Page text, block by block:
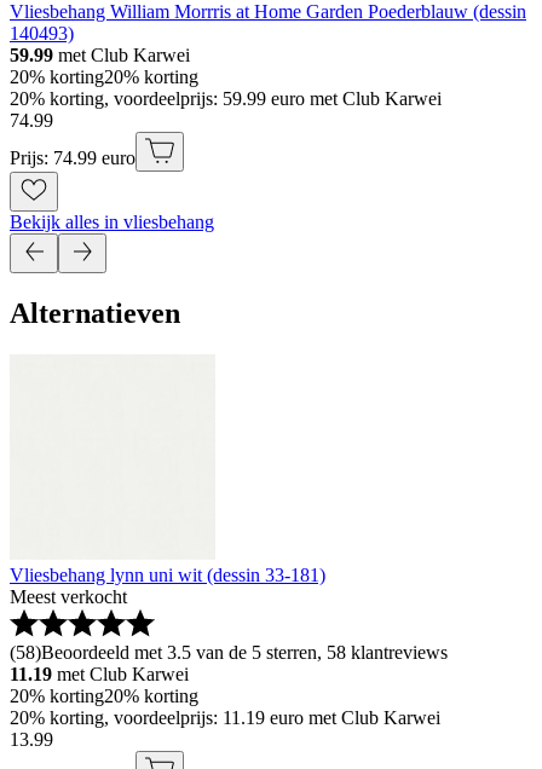
Vliesbehang William Morrris at Home Garden Poederblauw (dessin
140493)
59.99 met Club Karwei
20% korting20% korting
20% korting, voordeelprijs: 59.99 euro met Club Karwei
74.99
Prijs: 74.99 euro
Bekijk alles in vliesbehang
Alternatieven
Vliesbehang lynn uni wit (dessin 33-181)
Meest verkocht
(58)Beoordeeld met 3.5 van de 5 sterren, 58 klantreviews
11.19 met Club Karwei
20% korting20% korting
20% korting, voordeelprijs: 11.19 euro met Club Karwei
13.99